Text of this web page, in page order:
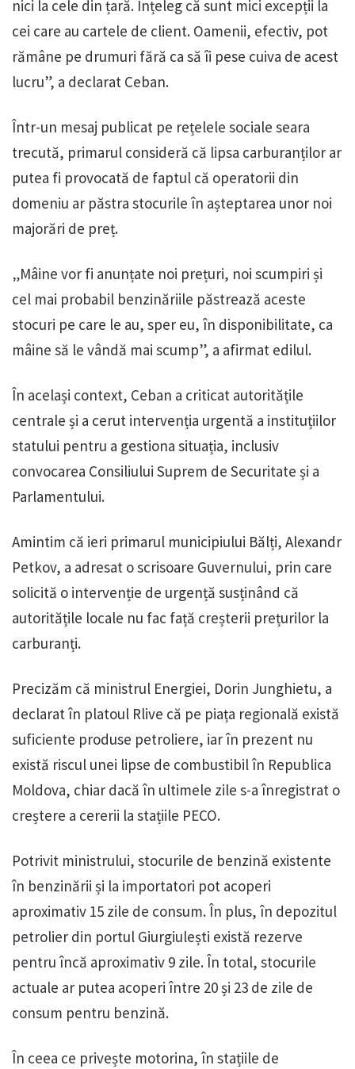
nici la cele din țară. Înțeleg că sunt mici excepții la
cei care au cartele de client. Oamenii, efectiv, pot
rămâne pe drumuri fără ca să îi pese cuiva de acest
lucru”, a declarat Ceban.
Într-un mesaj publicat pe rețelele sociale seara
trecută, primarul consideră că lipsa carburanților ar
putea fi provocată de faptul că operatorii din
domeniu ar păstra stocurile în așteptarea unor noi
majorări de preț.
„Mâine vor fi anunțate noi prețuri, noi scumpiri și
cel mai probabil benzinăriile păstrează aceste
stocuri pe care le au, sper eu, în disponibilitate, ca
mâine să le vândă mai scump”, a afirmat edilul.
În același context, Ceban a criticat autoritățile
centrale și a cerut intervenția urgentă a instituțiilor
statului pentru a gestiona situația, inclusiv
convocarea Consiliului Suprem de Securitate și a
Parlamentului.
Amintim că ieri primarul municipiului Bălți, Alexandr
Petkov, a adresat o scrisoare Guvernului, prin care
solicită o intervenție de urgență susținând că
autoritățile locale nu fac față creșterii prețurilor la
carburanți.
Precizăm că ministrul Energiei, Dorin Junghietu, a
declarat în platoul Rlive că pe piața regională există
suficiente produse petroliere, iar în prezent nu
există riscul unei lipse de combustibil în Republica
Moldova, chiar dacă în ultimele zile s-a înregistrat o
creștere a cererii la stațiile PECO.
Potrivit ministrului, stocurile de benzină existente
în benzinării și la importatori pot acoperi
aproximativ 15 zile de consum. În plus, în depozitul
petrolier din portul Giurgiulești există rezerve
pentru încă aproximativ 9 zile. În total, stocurile
actuale ar putea acoperi între 20 și 23 de zile de
consum pentru benzină.
În ceea ce privește motorina, în stațiile de